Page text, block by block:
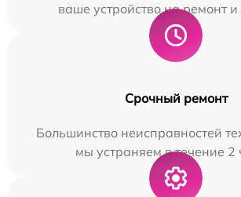
ваше устройство на ремонт и
Срочный ремонт
Большинство неисправностей
мы устраняем в течение 2